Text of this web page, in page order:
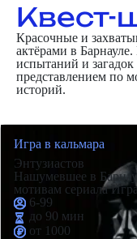
Квест-
Красочные и
актёрами в
испытаний и
представлением по
историй.
Игра в кальмара
Энтузиастов
Нашумевшее в
мотивам сериала
6-99
до 90 мин
от 1000